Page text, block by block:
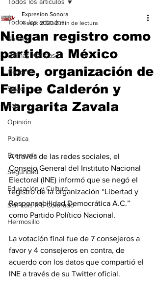
Todos los articulos
Sonora
Ultimas Noticias
Deportes
Salud
País
Opinión
Política
Economía
Seguridad
Educación y Cultura
San Luis Río Colorado
Hermosillo
Niegan registro como
partido a México
Libre, organización de
Felipe Calderón y
Margarita Zavala
Expresion Sonora
4 sept 2020 2 min de lectura
A través de las redes sociales, el
Consejo General del Instituto Nacional
Electoral (INE) informó que se negó el
registro de la organización “Libertad y
Responsabilidad Democrática A.C.”
como Partido Político Nacional.
La votación final fue de 7 consejeros a
favor y 4 consejeros en contra, de
acuerdo con los datos que compartió el
INE a través de su Twitter oficial.